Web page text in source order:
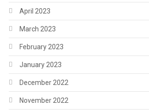
April 2023
March 2023
February 2023
January 2023
December 2022
November 2022